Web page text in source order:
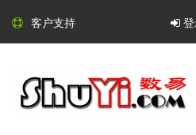
客户支持
电子邮件营销
使用我们的简单
器（无需安装）